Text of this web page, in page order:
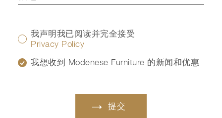
我声明我已阅读并完全接受
Privacy Policy
我想收到 Modenese Furniture 的新闻和优惠
提交